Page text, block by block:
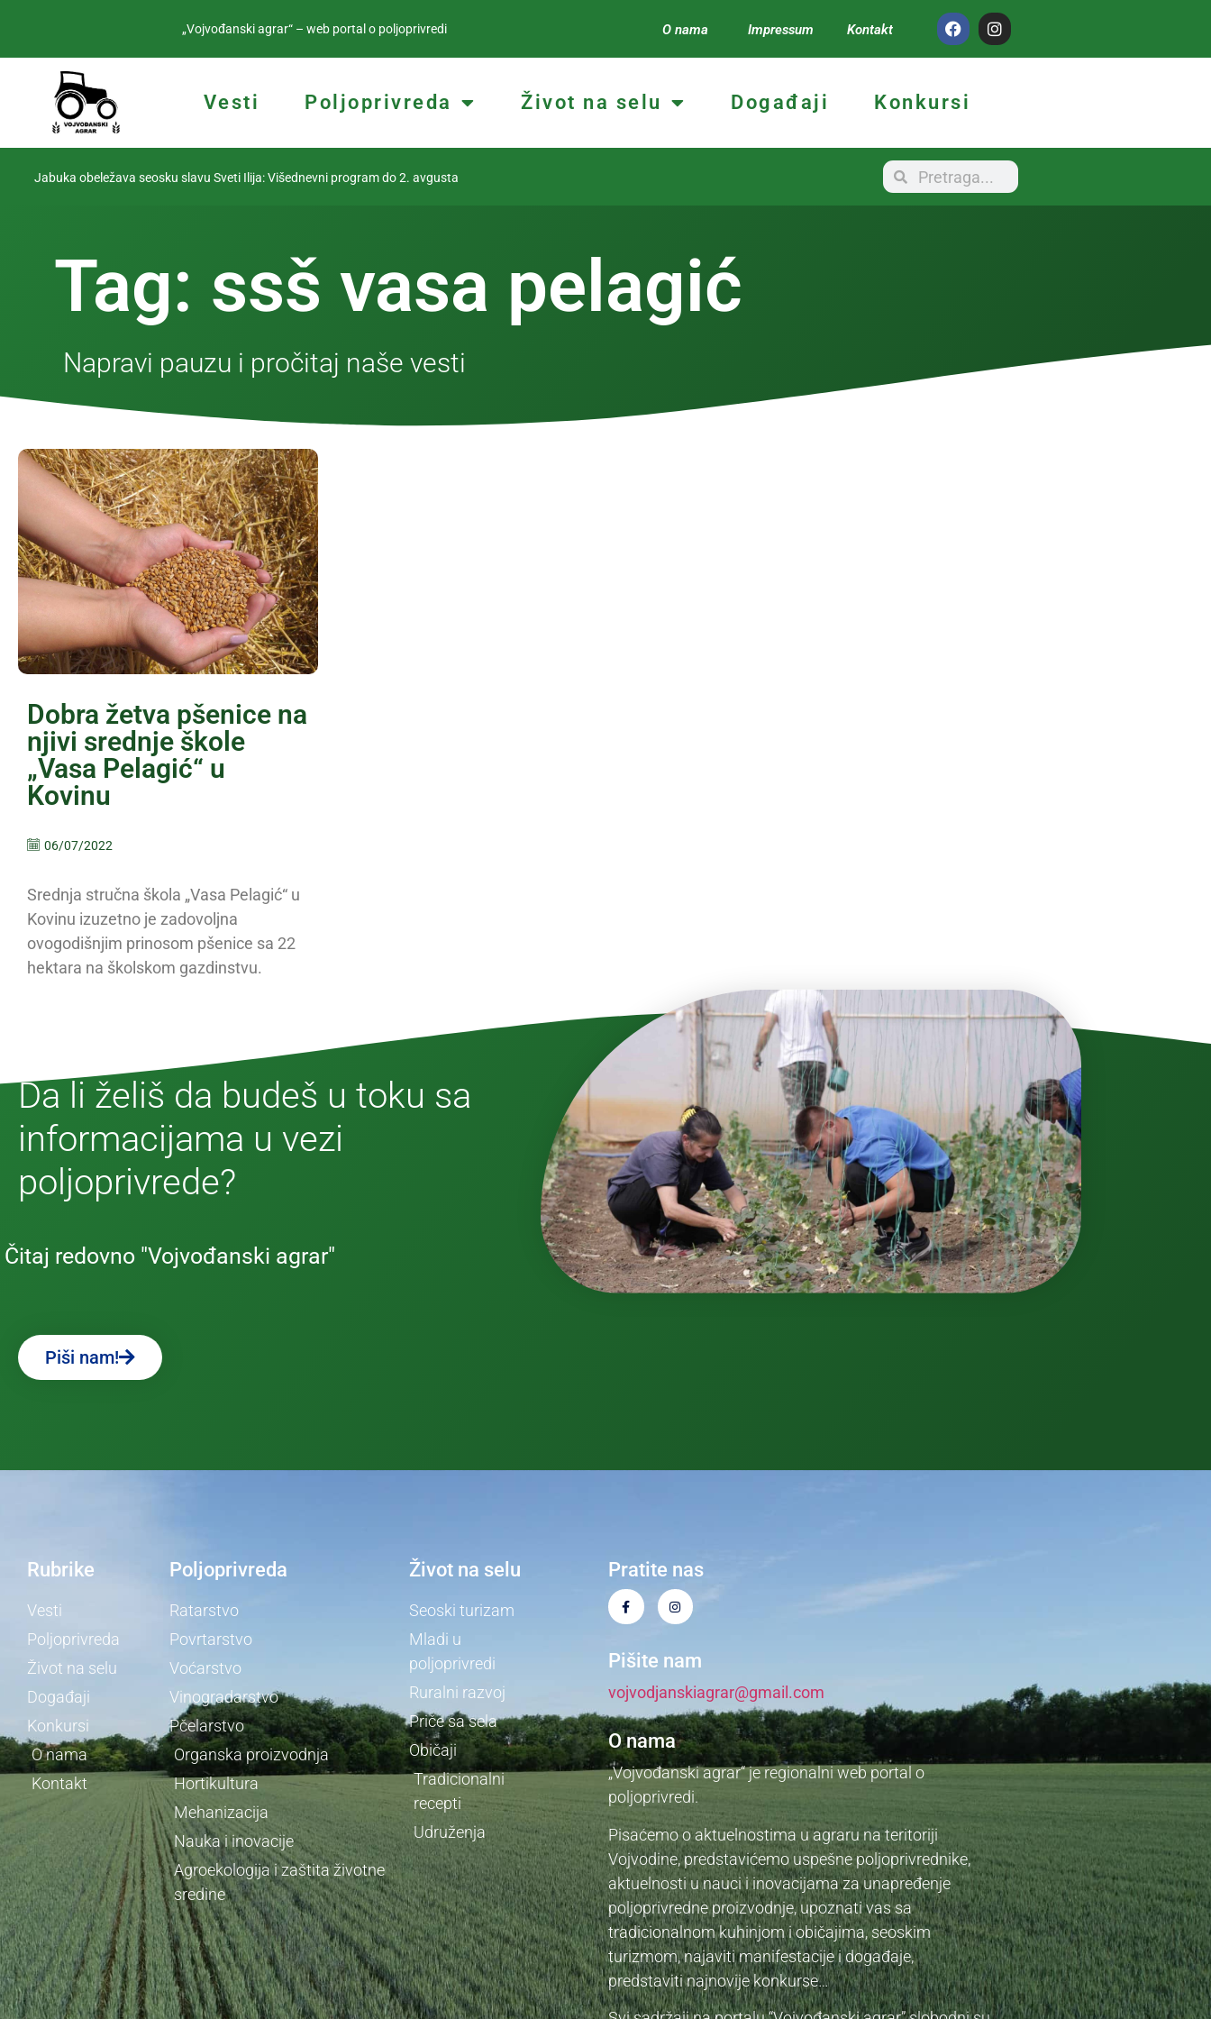
„Vojvođanski agrar“ – web portal o poljoprivredi O nama Impressum Kontakt
Vesti Poljoprivreda Život na selu Događaji Konkursi
Jabuka obeležava seosku slavu Sveti Ilija: Višednevni program do 2. avgusta
Tag: ssš vasa pelagić
Napravi pauzu i pročitaj naše vesti
Dobra žetva pšenice na
njivi srednje škole
„Vasa Pelagić“ u
Kovinu
06/07/2022
Srednja stručna škola „Vasa Pelagić“ u
Kovinu izuzetno je zadovoljna
ovogodišnjim prinosom pšenice sa 22
hektara na školskom gazdinstvu.
Da li želiš da budeš u toku sa
informacijama u vezi
poljoprivrede?
Čitaj redovno "Vojvođanski agrar"
Piši nam!
Rubrike
Vesti
Poljoprivreda
Život na selu
Događaji
Konkursi
O nama
Kontakt
Poljoprivreda
Ratarstvo
Povrtarstvo
Voćarstvo
Vinogradarstvo
Pčelarstvo
Organska proizvodnja
Hortikultura
Mehanizacija
Nauka i inovacije
Agroekologija i zaštita životne
sredine
Život na selu
Seoski turizam
Mladi u
poljoprivredi
Ruralni razvoj
Priče sa sela
Običaji
Tradicionalni
recepti
Udruženja
Pratite nas
Pišite nam
vojvodjanskiagrar@gmail.com
O nama
„Vojvođanski agrar“ je regionalni web portal o
poljoprivredi.
Pisaćemo o aktuelnostima u agraru na teritoriji
Vojvodine, predstavićemo uspešne poljoprivrednike,
aktuelnosti u nauci i inovacijama za unapređenje
poljoprivredne proizvodnje, upoznati vas sa
tradicionalnom kuhinjom i običajima, seoskim
turizmom, najaviti manifestacije i događaje,
predstaviti najnovije konkurse…